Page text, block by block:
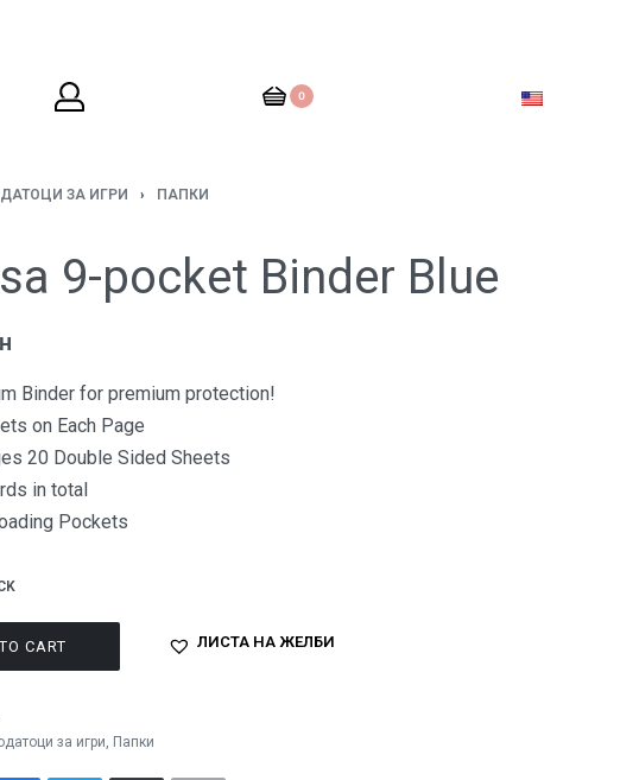
0
ЗА ИГРИ › ПАПКИ
9-pocket Binder Blue
Binder for premium protection!
on Each Page
20 Double Sided Sheets
in total
Pockets
CART ЛИСТА НА ЖЕЛБИ
за игри, Папки